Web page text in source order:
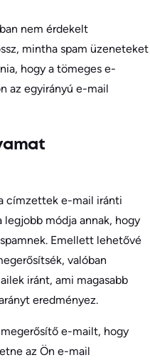
nem érdekelt
mintha spam üzeneteket
hogy a tömeges e-
az egyirányú e-mail
címzettek e-mail iránti
módja annak, hogy
Emellett lehetővé
valóban
iránt, ami magasabb
eredményez.
e-mailt, hogy
az Ön e-mail